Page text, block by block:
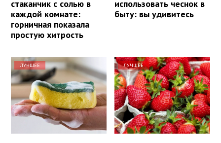
стаканчик с солью в
каждой комнате:
горничная показала
простую хитрость
использовать чеснок в
быту: вы удивитесь
ЛУЧШЕЕ ЛУЧШЕЕ